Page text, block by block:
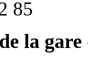
85
la